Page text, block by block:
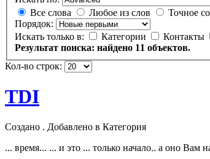
Все слова Любое из слов
Точное
Порядок:
Искать только в:
Категории Контакты
Результат поиска: найдено 11 объектов.
Кол-во строк:
TDI
Создано . Добавлено в Категория
... время... ... и это ... только начало.. а оно